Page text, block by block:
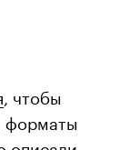
, чтобы
форматы